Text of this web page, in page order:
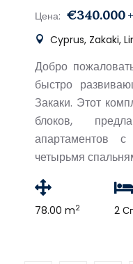
Цена: €340.000
Cyprus, Zakaki,
Добро
быстро
Закаки. Этот
блоков,
апартаментов
четырьмя
78.00 m2 2